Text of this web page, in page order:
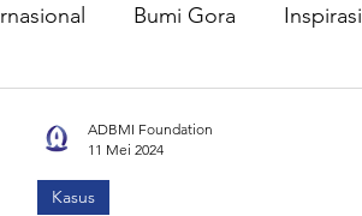
Bumi Gora Inspirasi
Sejahtera
Kasus
ADBMI Foundation
11 Mei 2024